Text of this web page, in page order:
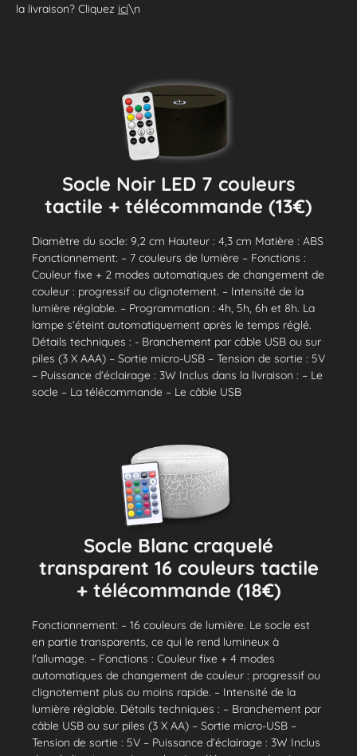
la livraison? Cliquez ici\n
Socle Noir LED 7 couleurs
tactile + télécommande (13€)
Diamètre du socle: 9,2 cm Hauteur : 4,3 cm Matière : ABS
Fonctionnement: – 7 couleurs de lumière – Fonctions :
Couleur fixe + 2 modes automatiques de changement de
couleur : progressif ou clignotement. – Intensité de la
lumière réglable. – Programmation : 4h, 5h, 6h et 8h. La
lampe s’éteint automatiquement après le temps réglé.
Détails techniques : - Branchement par câble USB ou sur
piles (3 X AAA) – Sortie micro-USB – Tension de sortie : 5V
– Puissance d’éclairage : 3W Inclus dans la livraison : – Le
socle – La télécommande – Le câble USB
Socle Blanc craquelé
transparent 16 couleurs tactile
+ télécommande (18€)
Fonctionnement: – 16 couleurs de lumière. Le socle est
en partie transparents, ce qui le rend lumineux à
l'allumage. – Fonctions : Couleur fixe + 4 modes
automatiques de changement de couleur : progressif ou
clignotement plus ou moins rapide. – Intensité de la
lumière réglable. Détails techniques : – Branchement par
câble USB ou sur piles (3 X AA) – Sortie micro-USB –
Tension de sortie : 5V – Puissance d’éclairage : 3W Inclus